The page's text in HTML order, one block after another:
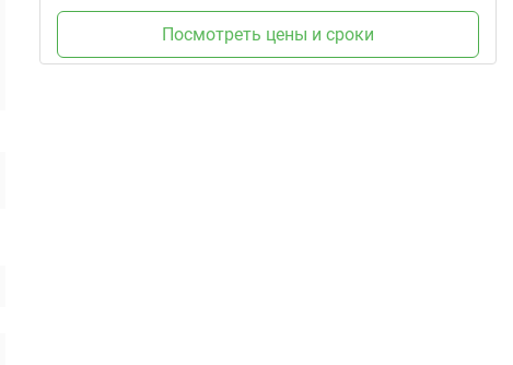
Посмотреть цены и сроки